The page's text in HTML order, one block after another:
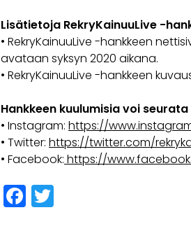
Lisätietoja RekryKainuuLive -
• RekryKainuuLive -hankkeen
avataan syksyn 2020 aikana.
• RekryKainuuLive -hankkeen
Hankkeen kuulumisia voi
• Instagram: https://
• Twitter: https://twitter.com/
• Facebook: https://
Facebook